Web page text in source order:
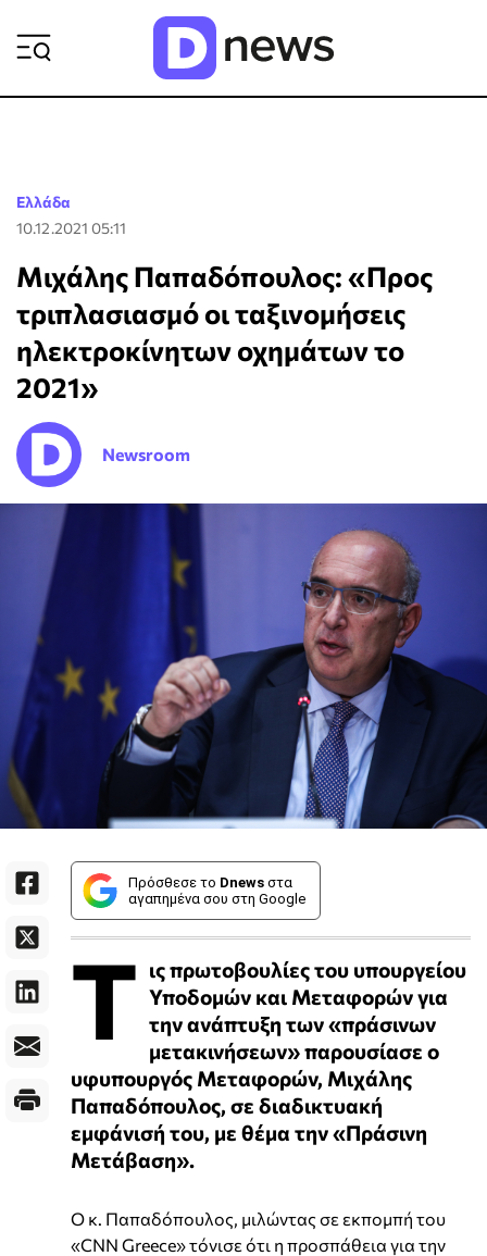
Ελλάδα
10.12.2021 05:11
Μιχάλης Παπαδόπουλος: «Προς
τριπλασιασμό οι ταξινομήσεις
ηλεκτροκίνητων οχημάτων το
2021»
Newsroom
Πρόσθεσε το Dnews στα
αγαπημένα σου στη Google
Τ ις πρωτοβουλίες του υπουργείου
Υποδομών και Μεταφορών για
την ανάπτυξη των «πράσινων
μετακινήσεων» παρουσίασε ο
υφυπουργός Μεταφορών, Μιχάλης
Παπαδόπουλος, σε διαδικτυακή
εμφάνισή του, με θέμα την «Πράσινη
Μετάβαση».
Ο κ. Παπαδόπουλος, μιλώντας σε εκπομπή του
«CNN Greece» τόνισε ότι η προσπάθεια για την